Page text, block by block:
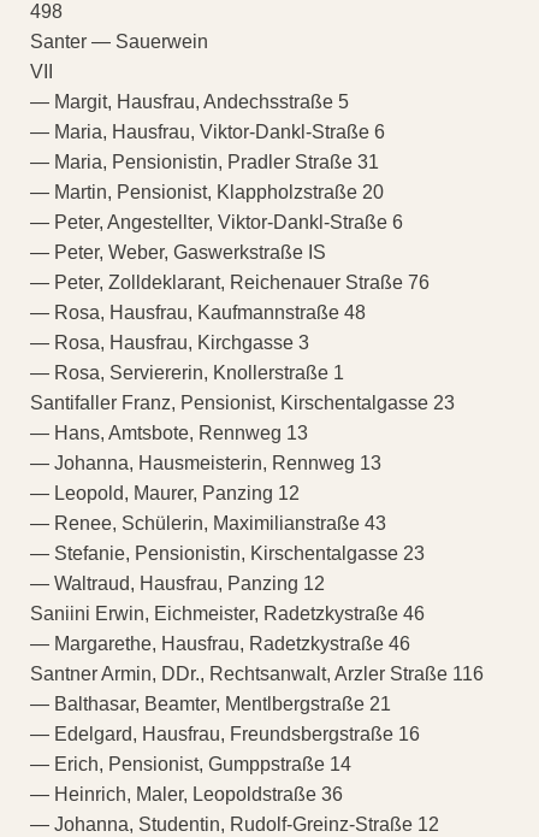
498
Santer — Sauerwein
VII
— Margit, Hausfrau, Andechsstraße 5
— Maria, Hausfrau, Viktor-Dankl-Straße 6
— Maria, Pensionistin, Pradler Straße 31
— Martin, Pensionist, Klappholzstraße 20
— Peter, Angestellter, Viktor-Dankl-Straße 6
— Peter, Weber, Gaswerkstraße IS
— Peter, Zolldeklarant, Reichenauer Straße 76
— Rosa, Hausfrau, Kaufmannstraße 48
— Rosa, Hausfrau, Kirchgasse 3
— Rosa, Serviererin, Knollerstraße 1
Santifaller Franz, Pensionist, Kirschentalgasse 23
— Hans, Amtsbote, Rennweg 13
— Johanna, Hausmeisterin, Rennweg 13
— Leopold, Maurer, Panzing 12
— Renee, Schülerin, Maximilianstraße 43
— Stefanie, Pensionistin, Kirschentalgasse 23
— Waltraud, Hausfrau, Panzing 12
Saniini Erwin, Eichmeister, Radetzkystraße 46
— Margarethe, Hausfrau, Radetzkystraße 46
Santner Armin, DDr., Rechtsanwalt, Arzler Straße 116
— Balthasar, Beamter, Mentlbergstraße 21
— Edelgard, Hausfrau, Freundsbergstraße 16
— Erich, Pensionist, Gumppstraße 14
— Heinrich, Maler, Leopoldstraße 36
— Johanna, Studentin, Rudolf-Greinz-Straße 12